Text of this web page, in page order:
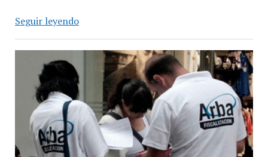
Seguir leyendoOtorgan
al
Impuesto
Inmobiliario
para
jubilados
y
pensionados
bonaerenses